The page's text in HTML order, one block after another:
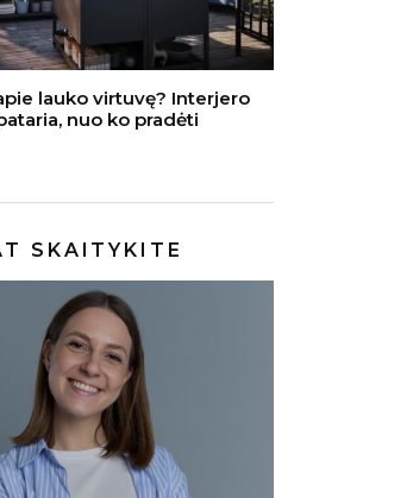
lauko virtuvę? Interjero
nuo ko pradėti
SKAITYKITE